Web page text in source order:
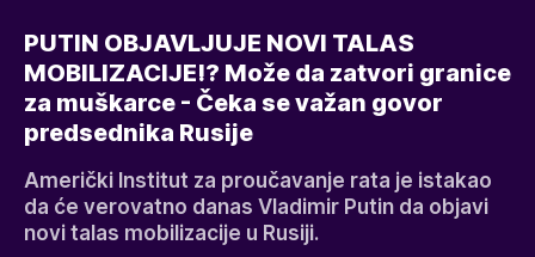
PUTIN OBJAVLJUJE NOVI TALAS
MOBILIZACIJE!? Može da zatvori granice
za muškarce - Čeka se važan govor
predsednika Rusije
Američki Institut za proučavanje rata je istakao
da će verovatno danas Vladimir Putin da objavi
novi talas mobilizacije u Rusiji.